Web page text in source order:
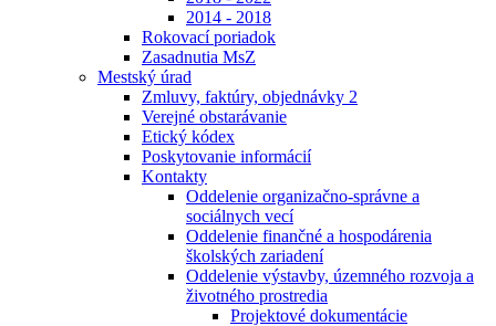
2014 - 2018
Rokovací poriadok
Zasadnutia MsZ
Mestský úrad
Zmluvy, faktúry, objednávky 2
Verejné obstarávanie
Etický kódex
Poskytovanie informácií
Kontakty
Oddelenie organizačno-správne a
sociálnych vecí
Oddelenie finančné a hospodárenia
školských zariadení
Oddelenie výstavby, územného rozvoja a
životného prostredia
Projektové dokumentácie